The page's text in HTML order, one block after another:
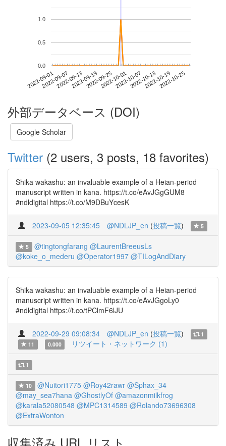
2022-09-012022-09-072022-09-132022-09-192022-09-252022-10-012022-10-072022-10-132022-10-192022-10-25
0.0
0.5
1.0
外部データベース (DOI)
Google Scholar
Twitter (2 users, 3 posts, 18 favorites)
Shika wakashu: an invaluable example of a Heian-period
manuscript written in kana. https://t.co/eAvJGgGUM8
#ndldigital https://t.co/M9DBuYcesK
2023-09-05 12:35:45 @NDLJP_en (投稿一覧) 5
5 @tingtongfarang @LaurentBreeusLs
@koke_o_mederu @Operator1997 @TILogAndDiary
Shika wakashu: an invaluable example of a Heian-period
manuscript written in kana. https://t.co/eAvJGgoLy0
#ndldigital https://t.co/tPClmF6lJU
2022-09-29 09:08:34 @NDLJP_en (投稿一覧)
1
11
0.000 リツイート・ネットワーク (1)
1
10 @Nuitori1775 @Roy42rawr @Sphax_34
@may_sea7hana @GhostlyOf @amazonmilkfrog
@karala52080548 @MPC1314589 @Rolando73696308
@ExtraWonton
収集済み URL リスト